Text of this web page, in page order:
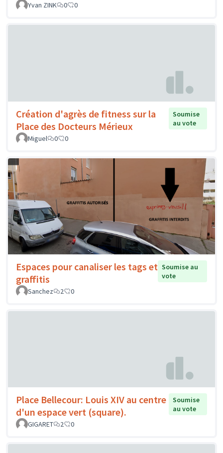
Yvan ZINK 0 0
Création d'agrès de fitness sur la
Place des Docteurs Mérieux
Soumise
au vote
Miguel
0 0
Espaces pour canaliser les tags et
graffitis
Soumise au
vote
Sanchez
2 0
Place Bellecour: Louis XIV au centre
d'un espace vert (square).
Soumise
au vote
GIGARET
2 0